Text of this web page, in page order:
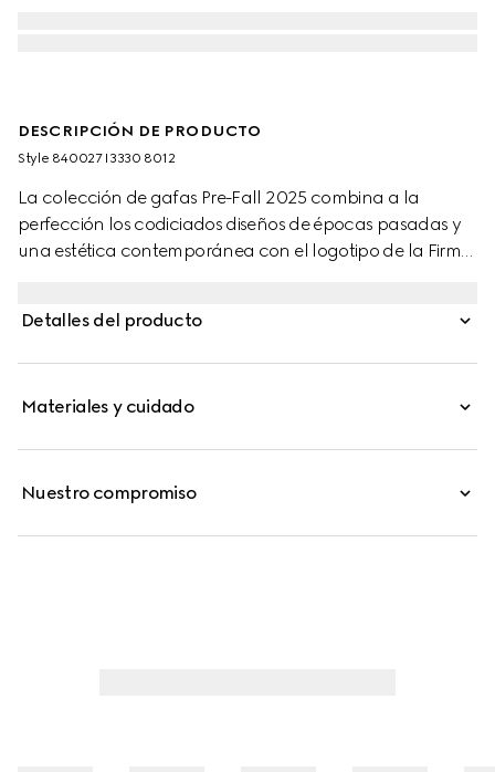
DESCRIPCIÓN DE PRODUCTO
Style ‎840027 I3330 8012
La colección de gafas Pre-Fall 2025 combina a la
perfección los codiciados diseños de épocas pasadas y
una estética contemporánea con el logotipo de la Firma.
grabado.
Detalles del producto
Materiales y cuidado
Nuestro compromiso